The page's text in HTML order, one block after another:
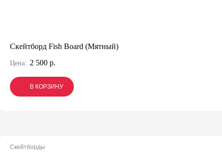
Скейтборд Fish Board (Мятный)
Цена: 2 500 р.
В КОРЗИНУ
В КОРЗИНУ
В КОРЗИНУ
Скейтборды